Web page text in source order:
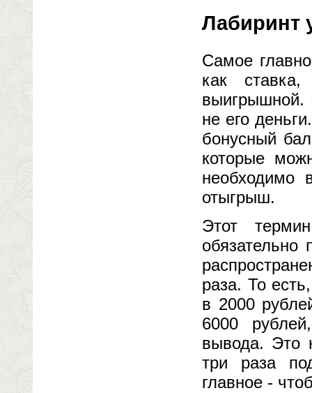
Лабиринт
Самое
как
выигрышной.
не его
бонусный
которые
необходимо
отыгрыш.
Этот
обязательно
раза. То
в 2000
6000
вывода. Это
три раза
главное -